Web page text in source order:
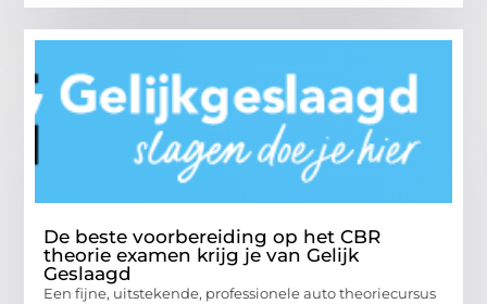
De beste voorbereiding op het CBR
theorie examen krijg je van Gelijk
Geslaagd
Een fijne, uitstekende, professionele auto theoriecursus